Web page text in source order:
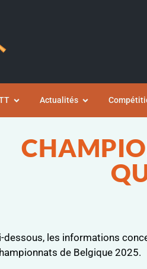
Actualités
dessous, les informations
de Belgique 2025.